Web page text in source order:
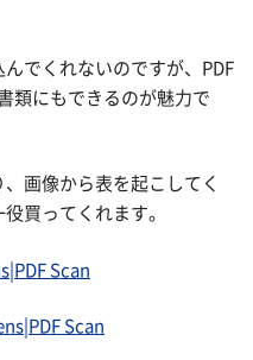
でくれないのですが、PDF
類にもできるのが魅力で
画像から表を起こしてく
買ってくれます。
Scan
Scan